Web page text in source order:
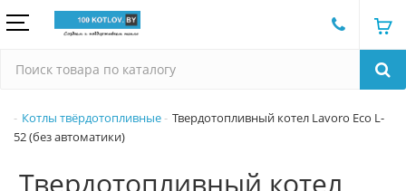
Котлы твёрдотопливные
Твердотопливный котел Lavoro Eco L-
52 (без автоматики)
Твердотопливный котел